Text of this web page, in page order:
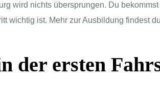
wird nichts übersprungen. Du
wichtig ist. Mehr zur Ausbildung findest
der ersten